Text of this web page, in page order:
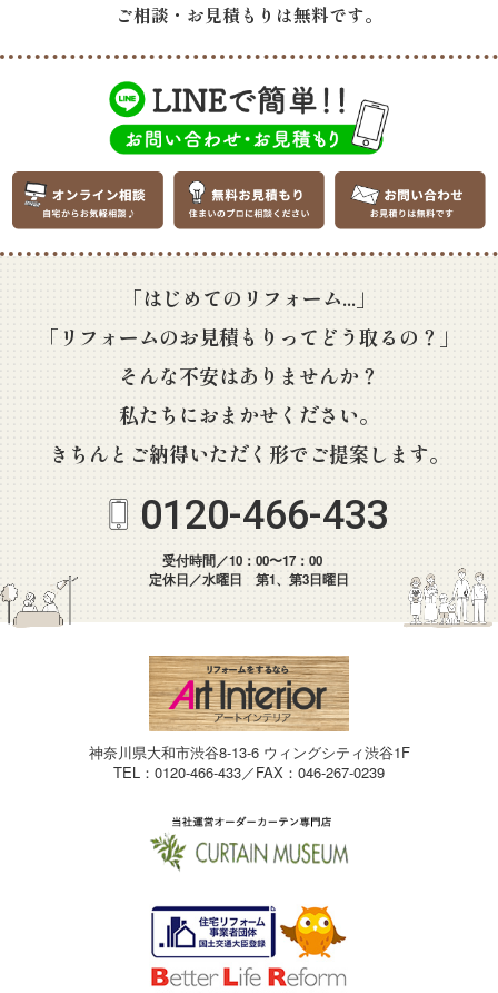
ご相談・お見積もりは無料です。
「はじめてのリフォーム...」
「リフォームのお見積もりってどう取るの？」
そんな不安はありませんか？
私たちにおまかせください。
きちんとご納得いただく形でご提案します。
0120-466-433
受付時間／10：00〜17：00
定休日／水曜日 第1、第3日曜日
神奈川県大和市渋谷8-13-6 ウィングシティ渋谷1F
TEL：0120-466-433／FAX：046-267-0239